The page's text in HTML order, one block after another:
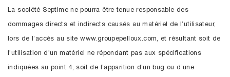
La société Septime ne pourra être tenue responsable des
dommages directs et indirects causés au matériel de l’utilisateur,
lors de l’accès au site www.groupepelloux.com, et résultant soit de
l’utilisation d’un matériel ne répondant pas aux spécifications
indiquées au point 4, soit de l’apparition d’un bug ou d’une